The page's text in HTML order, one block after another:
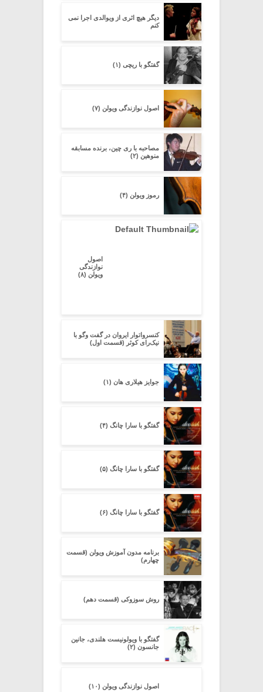
دیگر هیچ اثرى از ویوالدى اجرا نمى
کنم
گفتگو با ریچی (۱)
اصول نوازندگی ویولن (۷)
مصاحبه با ری چین، برنده مسابقه
منوهین (۲)
رموز ویولن (۴)
اصول
نوازندگی
ویولن (۸)
کنسرواتوار ایروان در گفت وگو با
نیک‌رای کوثر (قسمت اول)
جوایز هیلاری هان (۱)
گفتگو با سارا چانگ (۴)
گفتگو با سارا چانگ (۵)
گفتگو با سارا چانگ (۶)
برنامه مدون آموزش ویولن (قسمت
چهارم)
روش سوزوکی (قسمت دهم)
گفتگو با ویولونیست هلندی، جانین
جانسون (۲)
اصول نوازندگی ویولن (۱۰)